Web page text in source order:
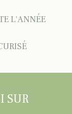
L'ANNÉE
SUR